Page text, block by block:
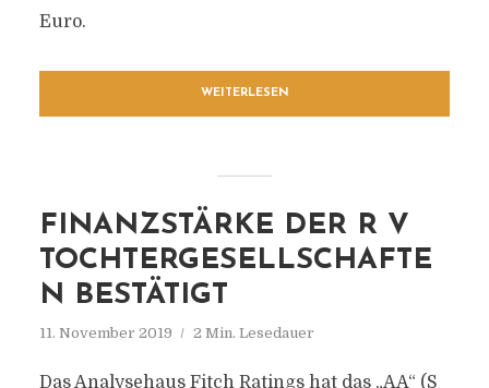
Euro.
WEITERLESEN
FINANZSTÄRKE DER R V
TOCHTERGESELLSCHAFTE
N BESTÄTIGT
11. November 2019 2 Min. Lesedauer
Das Analysehaus Fitch Ratings hat das „AA“ (S